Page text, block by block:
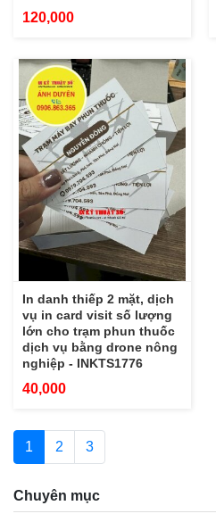
120,000
In danh thiếp 2 mặt, dịch
vụ in card visit số lượng
lớn cho trạm phun thuốc
dịch vụ bằng drone nông
nghiệp - INKTS1776
40,000
1 2 3
Chuyên mục